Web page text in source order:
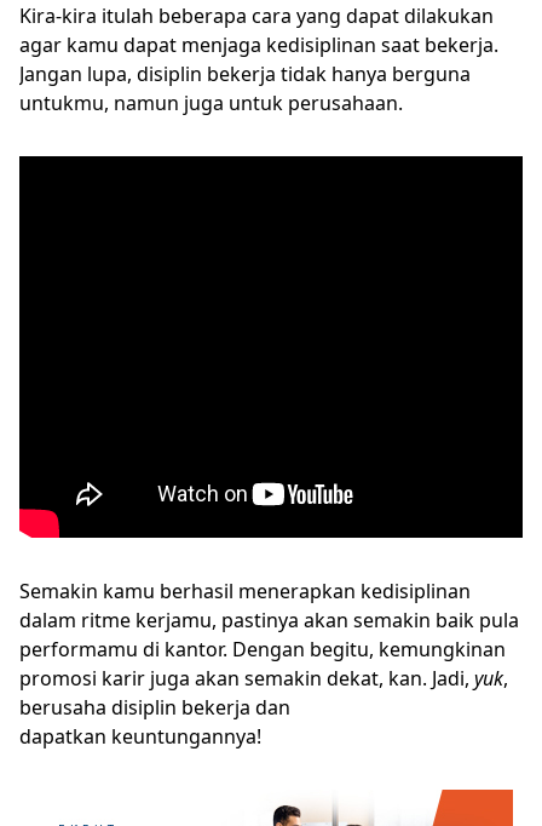
Kira-kira itulah beberapa cara yang dapat dilakukan
agar kamu dapat menjaga kedisiplinan saat bekerja.
Jangan lupa, disiplin bekerja tidak hanya berguna
untukmu, namun juga untuk perusahaan.
Semakin kamu berhasil menerapkan kedisiplinan
dalam ritme kerjamu, pastinya akan semakin baik pula
performamu di kantor. Dengan begitu, kemungkinan
promosi karir juga akan semakin dekat, kan. Jadi, yuk,
berusaha disiplin bekerja dan
dapatkan keuntungannya!